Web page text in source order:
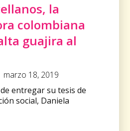
la
colombiana
guajira al
18, 2019
entregar su tesis de
social, Daniela